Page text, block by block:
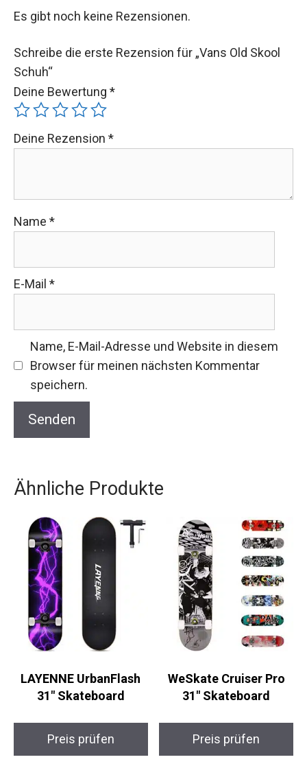
Es gibt noch keine Rezensionen.
Schreibe die erste Rezension für „Vans Old Skool
Schuh“
Deine Bewertung *
Deine Rezension *
Name *
E-Mail *
Name, E-Mail-Adresse und Website in diesem
Browser für meinen nächsten Kommentar
speichern.
Ähnliche Produkte
LAYENNE UrbanFlash
31″ Skateboard
Preis prüfen
WeSkate Cruiser Pro
31″ Skateboard
Preis prüfen